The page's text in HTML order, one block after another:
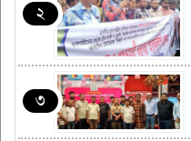
২
৩